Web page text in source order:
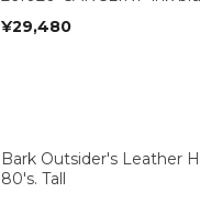
¥29,480
Bark Outsider's Leather
80's. Tall